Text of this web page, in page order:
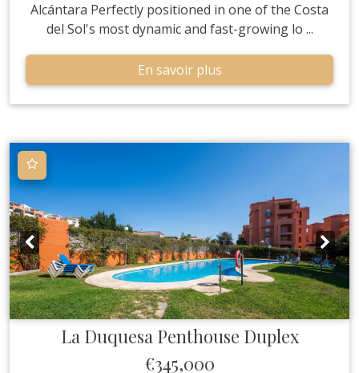
Alcántara Perfectly positioned in one of the Costa
del Sol's most dynamic and fast-growing lo ...
En savoir plus
La Duquesa Penthouse Duplex
€345,000